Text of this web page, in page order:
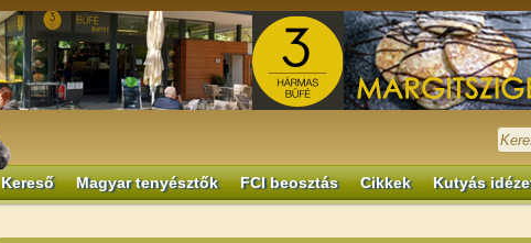
Kereső Magyar tenyésztők FCI beosztás Cikkek Kutyás